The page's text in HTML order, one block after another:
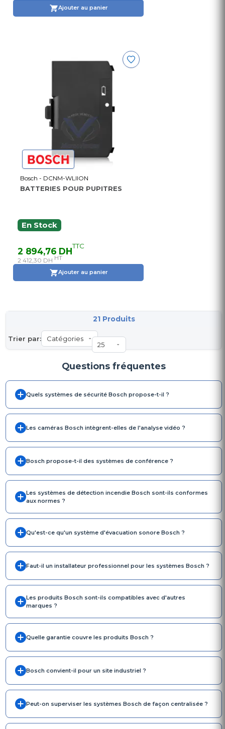
Ajouter au panier
Bosch - DCNM-WLIION
BATTERIES POUR PUPITRES
En Stock
2 894,76 DHTTC
2 412,30 DH HT
Ajouter au panier
Trier par:
21 Produits
Questions fréquentes
Quels systèmes de sécurité Bosch propose-t-il ?
Les caméras Bosch intègrent-elles de l'analyse vidéo ?
Bosch propose-t-il des systèmes de conférence ?
Les systèmes de détection incendie Bosch sont-ils conformes
aux normes ?
Qu'est-ce qu'un système d'évacuation sonore Bosch ?
Faut-il un installateur professionnel pour les systèmes Bosch ?
Les produits Bosch sont-ils compatibles avec d'autres
marques ?
Quelle garantie couvre les produits Bosch ?
Bosch convient-il pour un site industriel ?
Peut-on superviser les systèmes Bosch de façon centralisée ?